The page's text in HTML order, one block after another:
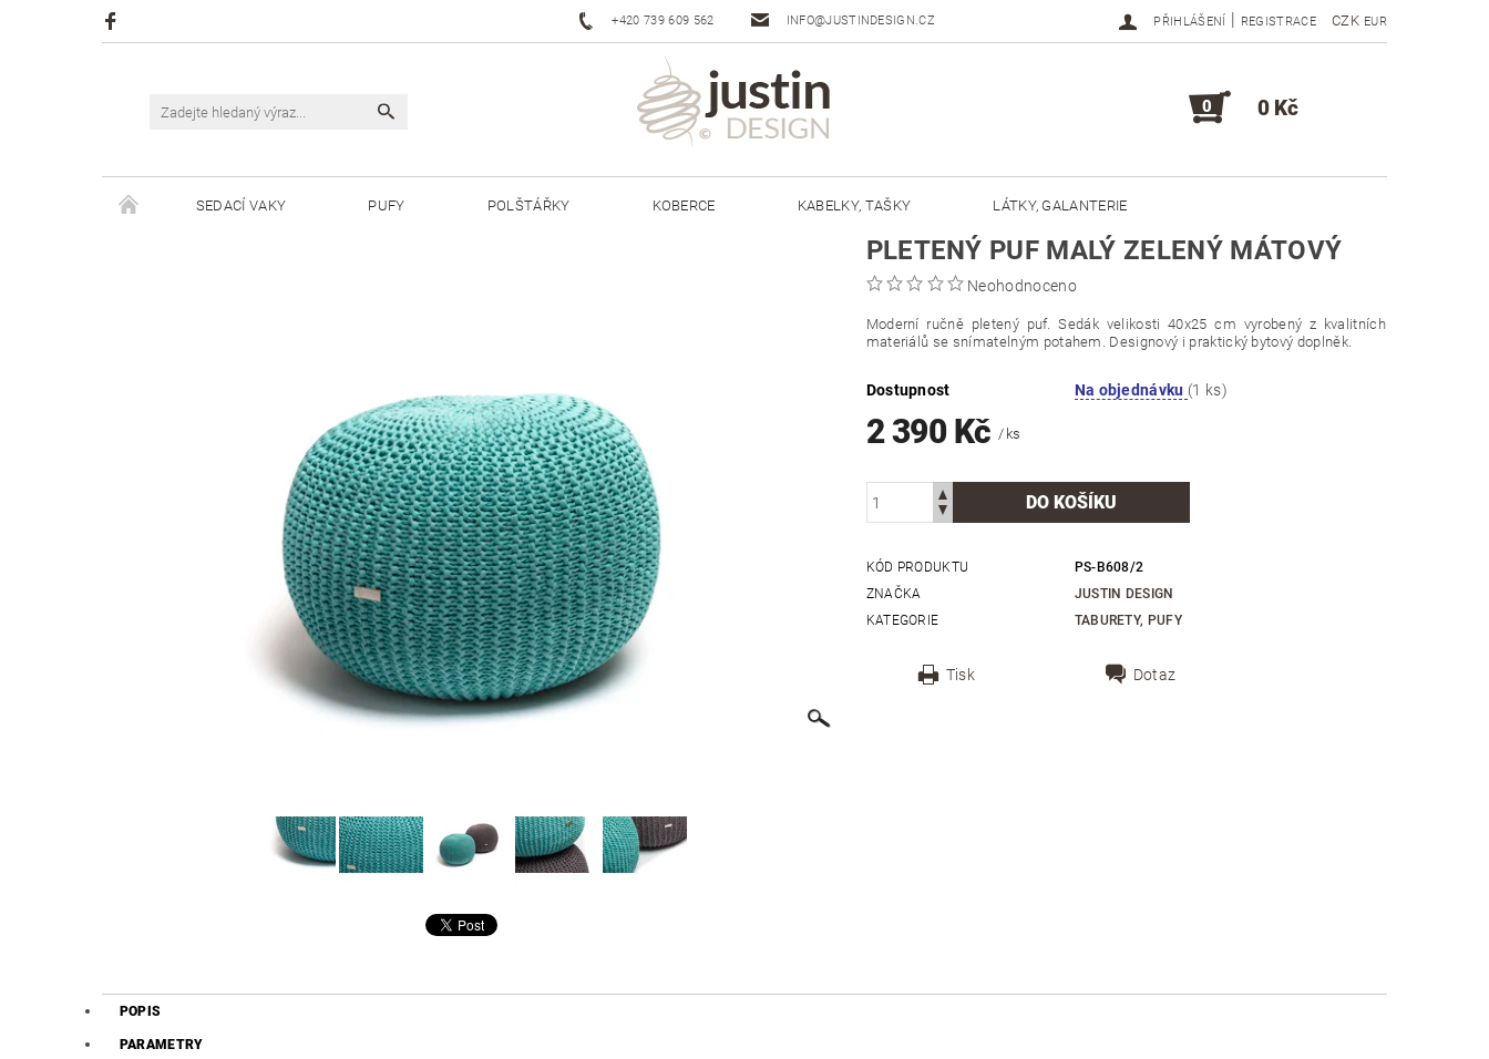
+420 739 609 562 INFO@JUSTINDESIGN.CZ CZK EUR
PŘIHLÁŠENÍ | REGISTRACE
0 0 Kč
SEDACÍ VAKY PUFY POLŠTÁŘKY KOBERCE KABELKY, TAŠKY LÁTKY, GALANTERIE
ŠŇŮRY JUSTIN 5 MM DOPLŇKY, KOMPONENTY
PLETENÝ PUF MALÝ ZELENÝ MÁTOVÝ
Neohodnoceno
Moderní ručně pletený puf. Sedák velikosti 40x25 cm vyrobený z kvalitních
materiálů se snímatelným potahem. Designový i praktický bytový doplněk.
Dostupnost Na objednávku (1 ks)
2 390 Kč/ ks
KÓD PRODUKTU
PS-B608/2
ZNAČKA
JUSTIN DESIGN
KATEGORIE
TABURETY, PUFY
Tisk Dotaz
POPIS
PARAMETRY